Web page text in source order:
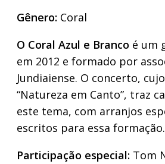
Gênero: Coral
O Coral Azul e Branco é um
em 2012 e formado por
Jundiaiense. O concerto,
“Natureza em Canto”, traz
este tema, com arranjos
escritos para essa formação.
Participação especial: Tom